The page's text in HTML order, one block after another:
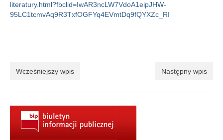
wydarzenia 2020
wydarzenia 2017
RODO
literatury.html?fbclid=IwAR3ncLW7VdoA1eipJHW-
95LC1tcmvAq9R3TxfOGFYq4EVmtDq9fQYXZc_RI
Wcześniejszy wpis Następny wpis